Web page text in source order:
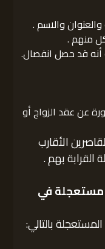
والاسم .
كل منهم .
أنه قد حصل انفصال.
عن عقد الزواج أو
الأقارب
بهم .
مستعجلة في
بالتالي: